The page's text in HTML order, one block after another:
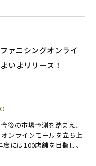
ァニシングオンライ
いよリリース！
後の市場予測を踏まえ、
ンラインモールを立ち上
には100店舗を目指し、